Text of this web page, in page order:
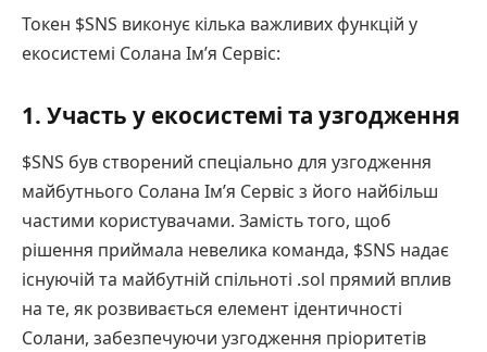
Токен $SNS виконує кілька важливих функцій у
екосистемі Солана Ім’я Сервіс:
1. Участь у екосистемі та узгодження
$SNS був створений спеціально для узгодження
майбутнього Солана Ім’я Сервіс з його найбільш
частими користувачами. Замість того, щоб
рішення приймала невелика команда, $SNS надає
існуючій та майбутній спільноті .sol прямий вплив
на те, як розвивається елемент ідентичності
Солани, забезпечуючи узгодження пріоритетів